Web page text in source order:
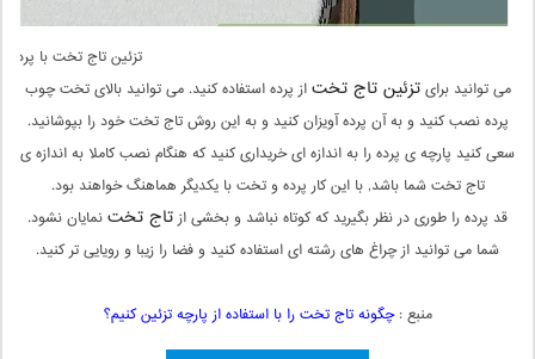
تزئین تاج تخت با پرده
می توانید برایتزئین تاج تختاز پرده استفاده کنید. می توانید بالای تخت چوب
پرده نصب کنید و به آن پرده آویزان کنید و به این روش تاج تخت خود را بپوشانید.
سعی کنید پارچه ی پرده را به اندازه ای خریداری کنید که هنگام نصب کاملا به اندازه ی
تاج تخت شما باشد, با این کار پرده و تخت با یکدیگر هماهنگ خواهند بود.
قد پرده را طوری در نظر بگیرید که کوتاه نباشد و بخشی ازتاج تختنمایان نشود.
شما می توانید از چراغ های رشته ای استفاده کنید و فضا را زیبا و رویایی تر کنید.
منبع :چگونه تاج تخت را با استفاده از پارچه تزئین کنیم؟